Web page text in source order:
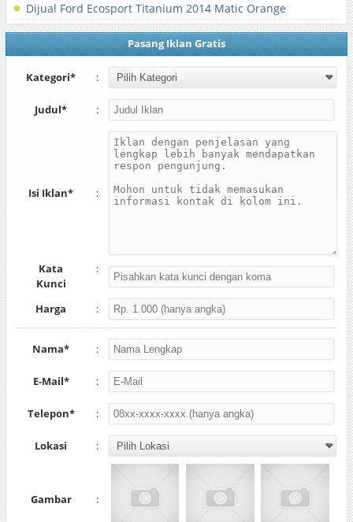
Dijual Ford Ecosport Titanium 2014 Matic Orange
Pasang Iklan Gratis
Kategori* :
Judul* :
Isi Iklan* :
Kata
Kunci
:
Harga :
Nama* :
E-Mail* :
Telepon* :
Lokasi :
Gambar :